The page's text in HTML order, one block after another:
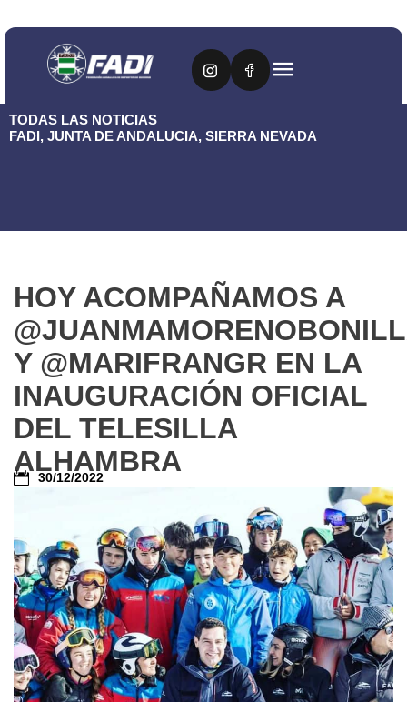
TODAS LAS NOTICIAS
FADI, JUNTA DE ANDALUCIA, SIERRA NEVADA
HOY ACOMPAÑAMOS A
Y @MARIFRANGR EN LA
INAUGURACIÓN OFICIAL
DEL TELESILLA
ALHAMBRA
30/12/2022